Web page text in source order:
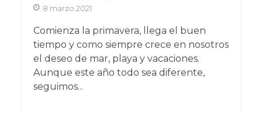
8 marzo 2021
Comienza la primavera, llega el buen
tiempo y como siempre crece en nosotros
el deseo de mar, playa y vacaciones.
Aunque este año todo sea diferente,
seguimos...